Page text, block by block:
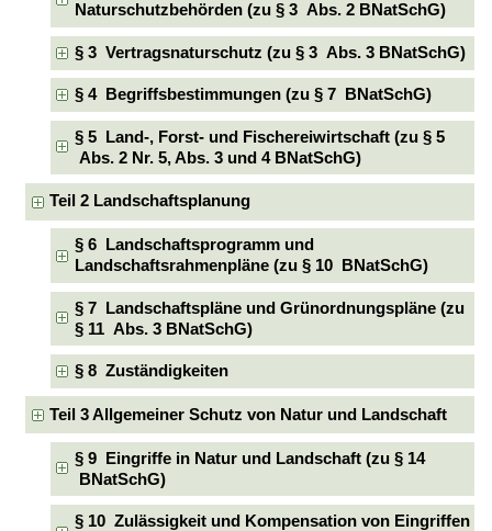
Naturschutzbehörden (zu § 3 Abs. 2 BNatSchG)
§ 3 Vertragsnaturschutz (zu § 3 Abs. 3 BNatSchG)
§ 4 Begriffsbestimmungen (zu § 7 BNatSchG)
§ 5 Land-, Forst- und Fischereiwirtschaft (zu § 5
Abs. 2 Nr. 5, Abs. 3 und 4 BNatSchG)
Teil 2 Landschaftsplanung
§ 6 Landschaftsprogramm und
Landschaftsrahmenpläne (zu § 10 BNatSchG)
§ 7 Landschaftspläne und Grünordnungspläne (zu
§ 11 Abs. 3 BNatSchG)
§ 8 Zuständigkeiten
Teil 3 Allgemeiner Schutz von Natur und Landschaft
§ 9 Eingriffe in Natur und Landschaft (zu § 14
BNatSchG)
§ 10 Zulässigkeit und Kompensation von Eingriffen